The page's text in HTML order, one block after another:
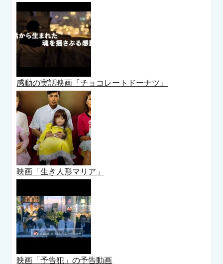
感動の実話映画『チョコレートドーナツ』
映画「生き人形マリア」
映画「予告犯」の予告動画